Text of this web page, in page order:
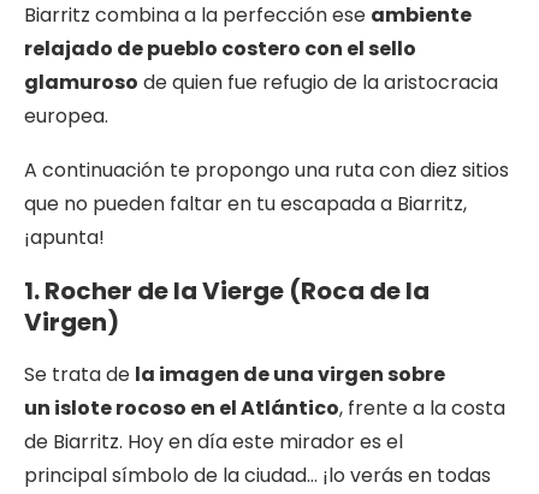
Biarritz combina a la perfección ese ambiente
relajado de pueblo costero con el sello
glamuroso de quien fue refugio de la aristocracia
europea.
A continuación te propongo una ruta con diez sitios
que no pueden faltar en tu escapada a Biarritz,
¡apunta!
1. Rocher de la Vierge (Roca de la
Virgen)
Se trata de la imagen de una virgen sobre
un islote rocoso en el Atlántico, frente a la costa
de Biarritz. Hoy en día este mirador es el
principal símbolo de la ciudad… ¡lo verás en todas